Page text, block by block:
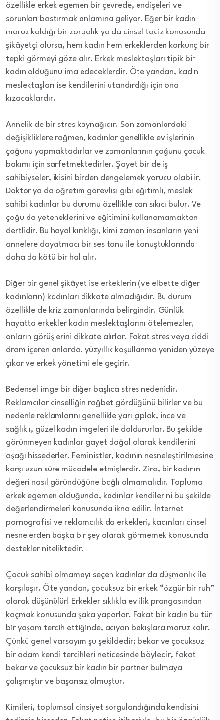
özellikle erkek egemen bir çevrede, endişeleri ve
sorunları bastırmak anlamına geliyor. Eğer bir kadın
maruz kaldığı bir zorbalık ya da cinsel taciz konusunda
şikâyetçi olursa, hem kadın hem erkeklerden korkunç bir
tepki görmeyi göze alır. Erkek meslektaşları tipik bir
kadın olduğunu ima edeceklerdir. Öte yandan, kadın
meslektaşları ise kendilerini utandırdığı için ona
kızacaklardır.
Annelik de bir stres kaynağıdır. Son zamanlardaki
değişikliklere rağmen, kadınlar genellikle ev işlerinin
çoğunu yapmaktadırlar ve zamanlarının çoğunu çocuk
bakımı için sarfetmektedirler. Şayet bir de iş
sahibiyseler, ikisini birden dengelemek yorucu olabilir.
Doktor ya da öğretim görevlisi gibi eğitimli, meslek
sahibi kadınlar bu durumu özellikle can sıkıcı bulur. Ve
çoğu da yeteneklerini ve eğitimini kullanamamaktan
dertlidir. Bu hayal kırıklığı, kimi zaman insanların yeni
annelere dayatmacı bir ses tonu ile konuştuklarında
daha da kötü bir hal alır.
Diğer bir genel şikâyet ise erkeklerin (ve elbette diğer
kadınların) kadınları dikkate almadığıdır. Bu durum
özellikle de kriz zamanlarında belirgindir. Günlük
hayatta erkekler kadın meslektaşlarını ötelemezler,
onların görüşlerini dikkate alırlar. Fakat stres veya ciddi
dram içeren anlarda, yüzyıllık koşullanma yeniden yüzeye
çıkar ve erkek yönetimi ele geçirir.
Bedensel imge bir diğer başlıca stres nedenidir.
Reklamcılar cinselliğin rağbet gördüğünü bilirler ve bu
nedenle reklamlarını genellikle yarı çıplak, ince ve
sağlıklı, güzel kadın imgeleri ile doldururlar. Bu şekilde
görünmeyen kadınlar gayet doğal olarak kendilerini
aşağı hissederler. Feministler, kadının nesneleştirilmesine
karşı uzun süre mücadele etmişlerdir. Zira, bir kadının
değeri nasıl göründüğüne bağlı olmamalıdır. Topluma
erkek egemen olduğunda, kadınlar kendilerini bu şekilde
değerlendirmeleri konusunda ikna edilir. İnternet
pornografisi ve reklamcılık da erkekleri, kadınları cinsel
nesnelerden başka bir şey olarak görmemek konusunda
destekler niteliktedir.
Çocuk sahibi olmamayı seçen kadınlar da düşmanlık ile
karşılaşır. Öte yandan, çocuksuz bir erkek “özgür bir ruh”
olarak düşünülür! Erkekler sıklıkla evlilik prangasından
kaçmak konusunda şaka yaparlar. Fakat bir kadın bu tür
bir yaşam tercih ettiğinde, acıyan bakışlara maruz kalır.
Çünkü genel varsayım şu şekildedir; bekar ve çocuksuz
bir adam kendi tercihleri neticesinde böyledir, fakat
bekar ve çocuksuz bir kadın bir partner bulmaya
çalışmıştır ve başarısız olmuştur.
Kimileri, toplumsal cinsiyet sorgulandığında kendisini